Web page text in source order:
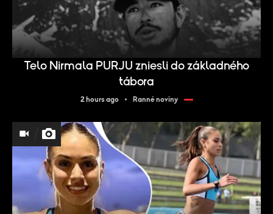
Telo Nirmala PURJU zniesli do základného
tábora
2 hours ago Ranné noviny